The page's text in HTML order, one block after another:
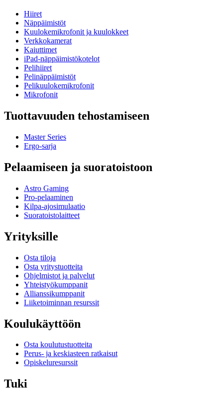
Hiiret
Näppäimistöt
Kuulokemikrofonit ja kuulokkeet
Verkkokamerat
Kaiuttimet
iPad-näppäimistökotelot
Pelihiiret
Pelinäppäimistöt
Pelikuulokemikrofonit
Mikrofonit
Tuottavuuden tehostamiseen
Master Series
Ergo-sarja
Pelaamiseen ja suoratoistoon
Astro Gaming
Pro-pelaaminen
Kilpa-ajosimulaatio
Suoratoistolaitteet
Yrityksille
Osta tiloja
Osta yritystuotteita
Ohjelmistot ja palvelut
Yhteistyökumppanit
Allianssikumppanit
Liiketoiminnan resurssit
Koulukäyttöön
Osta koulutustuotteita
Perus- ja keskiasteen ratkaisut
Opiskeluresurssit
Tuki